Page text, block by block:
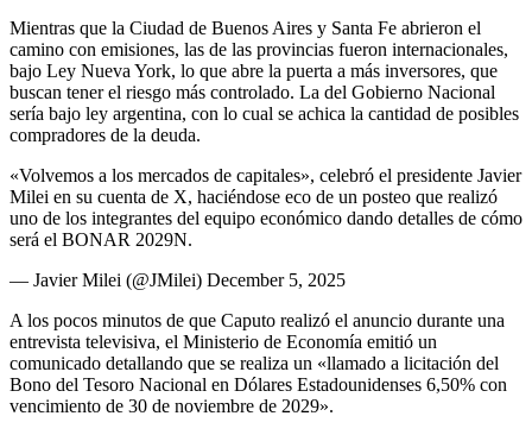
Mientras que la Ciudad de Buenos Aires y Santa Fe abrieron el
camino con emisiones, las de las provincias fueron internacionales,
bajo Ley Nueva York, lo que abre la puerta a más inversores, que
buscan tener el riesgo más controlado. La del Gobierno Nacional
sería bajo ley argentina, con lo cual se achica la cantidad de posibles
compradores de la deuda.
«Volvemos a los mercados de capitales», celebró el presidente Javier
Milei en su cuenta de X, haciéndose eco de un posteo que realizó
uno de los integrantes del equipo económico dando detalles de cómo
será el BONAR 2029N.
— Javier Milei (@JMilei) December 5, 2025
A los pocos minutos de que Caputo realizó el anuncio durante una
entrevista televisiva, el Ministerio de Economía emitió un
comunicado detallando que se realiza un «llamado a licitación del
Bono del Tesoro Nacional en Dólares Estadounidenses 6,50% con
vencimiento de 30 de noviembre de 2029».